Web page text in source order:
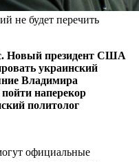
не будет перечить
Новый президент США
украинский
Владимира
наперекор
политолог
официальные